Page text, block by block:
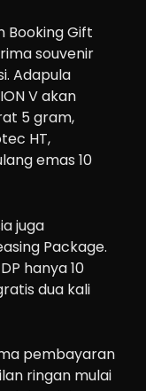
Booking Gift
souvenir
Adapula
V akan
5 gram,
HT,
emas 10
juga
Package.
hanya 10
dua kali
pembayaran
ringan mulai